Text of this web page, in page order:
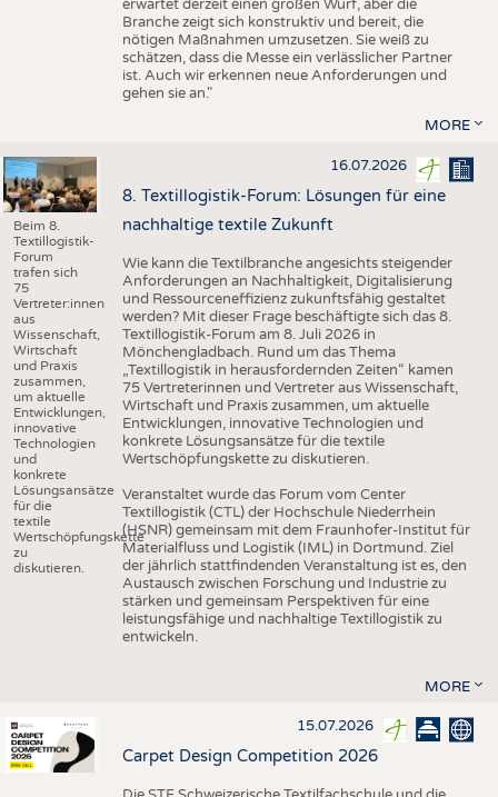
erwartet derzeit einen großen Wurf, aber die
Branche zeigt sich konstruktiv und bereit, die
nötigen Maßnahmen umzusetzen. Sie weiß zu
schätzen, dass die Messe ein verlässlicher Partner
ist. Auch wir erkennen neue Anforderungen und
gehen sie an."
MORE
Beim 8.
Textillogistik-
Forum
trafen sich
75
Vertreter:innen
aus
Wissenschaft,
Wirtschaft
und Praxis
zusammen,
um aktuelle
Entwicklungen,
innovative
Technologien
und
konkrete
Lösungsansätze
für die
textile
Wertschöpfungskette
zu
diskutieren.
16.07.2026
8. Textillogistik-Forum: Lösungen für eine
nachhaltige textile Zukunft
Wie kann die Textilbranche angesichts steigender
Anforderungen an Nachhaltigkeit, Digitalisierung
und Ressourceneffizienz zukunftsfähig gestaltet
werden? Mit dieser Frage beschäftigte sich das 8.
Textillogistik-Forum am 8. Juli 2026 in
Mönchengladbach. Rund um das Thema
„Textillogistik in herausfordernden Zeiten“ kamen
75 Vertreterinnen und Vertreter aus Wissenschaft,
Wirtschaft und Praxis zusammen, um aktuelle
Entwicklungen, innovative Technologien und
konkrete Lösungsansätze für die textile
Wertschöpfungskette zu diskutieren.
Veranstaltet wurde das Forum vom Center
Textillogistik (CTL) der Hochschule Niederrhein
(HSNR) gemeinsam mit dem Fraunhofer-Institut für
Materialfluss und Logistik (IML) in Dortmund. Ziel
der jährlich stattfindenden Veranstaltung ist es, den
Austausch zwischen Forschung und Industrie zu
stärken und gemeinsam Perspektiven für eine
leistungsfähige und nachhaltige Textillogistik zu
entwickeln.
MORE
15.07.2026
Carpet Design Competition 2026